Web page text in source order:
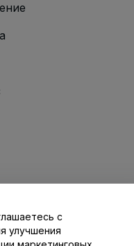
с нами
с
улучшения